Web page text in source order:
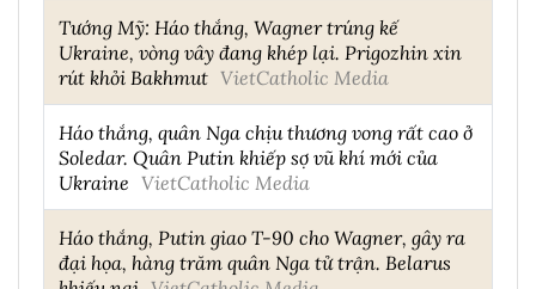
Tướng Mỹ: Háo thắng, Wagner trúng kế
Ukraine, vòng vây đang khép lại. Prigozhin xin
rút khỏi Bakhmut VietCatholic Media
Háo thắng, quân Nga chịu thương vong rất cao ở
Soledar. Quân Putin khiếp sợ vũ khí mới của
Ukraine VietCatholic Media
Háo thắng, Putin giao T-90 cho Wagner, gây ra
đại họa, hàng trăm quân Nga tử trận. Belarus